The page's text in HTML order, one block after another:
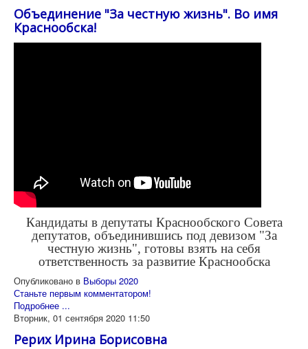
Объединение "За честную жизнь". Во имя
Краснообска!
Кандидаты в депутаты Краcнообского Совета
депутатов, объединившись под девизом "За
честную жизнь", готовы взять на себя
ответственность за развитие Краснообска
Опубликовано в Выборы 2020
Станьте первым комментатором!
Подробнее ...
Вторник, 01 сентября 2020 11:50
Рерих Ирина Борисовна